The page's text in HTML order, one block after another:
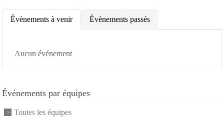
Évènements à venir Évènements passés
Aucun événement
Événements par équipes
Toutes les équipes